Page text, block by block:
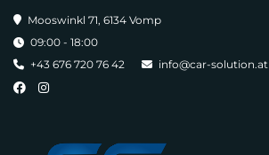
Mooswinkl 71, 6134 Vomp
09:00 - 18:00
+43 676 720 76 42
info@car-solution.at